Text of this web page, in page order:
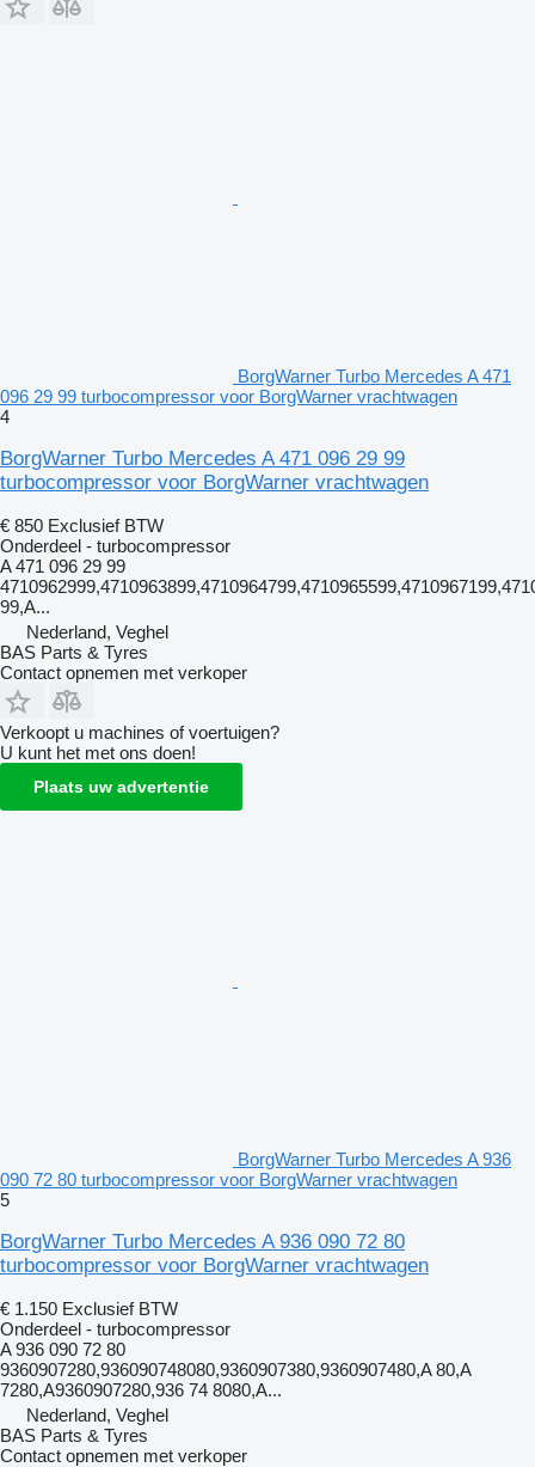
BorgWarner Turbo Mercedes A 471
096 29 99 turbocompressor voor BorgWarner vrachtwagen
4
BorgWarner Turbo Mercedes A 471 096 29 99
turbocompressor voor BorgWarner vrachtwagen
€ 850 Exclusief BTW
Onderdeel - turbocompressor
A 471 096 29 99
99,A...
Nederland, Veghel
BAS Parts & Tyres
Contact opnemen met verkoper
Verkoopt u machines of voertuigen?
U kunt het met ons doen!
Plaats uw advertentie
BorgWarner Turbo Mercedes A 936
090 72 80 turbocompressor voor BorgWarner vrachtwagen
5
BorgWarner Turbo Mercedes A 936 090 72 80
turbocompressor voor BorgWarner vrachtwagen
€ 1.150 Exclusief BTW
Onderdeel - turbocompressor
A 936 090 72 80
9360907280,936090748080,9360907380,9360907480,A 80,A
7280,A9360907280,936 74 8080,A...
Nederland, Veghel
BAS Parts & Tyres
Contact opnemen met verkoper